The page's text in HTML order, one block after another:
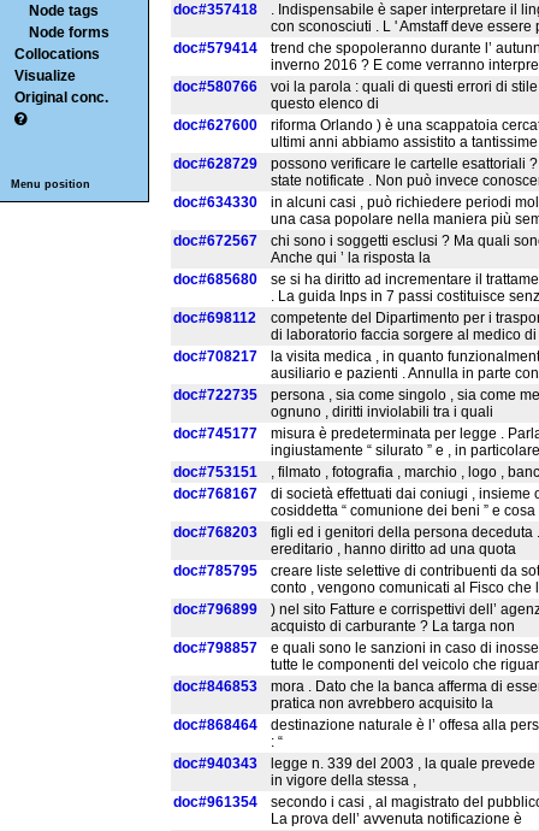
Node tags
Node forms
Collocations
Visualize
Original conc.
Menu position
doc#357418
. Indispensabile è saper interpretare il
con sconosciuti . L ' Amstaff deve essere
doc#579414
trend che spopoleranno durante l’
inverno 2016 ? E come verranno
doc#580766
voi la parola : quali di questi errori di
questo elenco di
doc#627600
riforma Orlando ) è una scappatoia
ultimi anni abbiamo assistito a
doc#628729
possono verificare le cartelle esattoriali
state notificate . Non può invece
doc#634330
in alcuni casi , può richiedere periodi
una casa popolare nella maniera più
doc#672567
chi sono i soggetti esclusi ? Ma quali
Anche qui ’ la risposta la
doc#685680
se si ha diritto ad incrementare il
. La guida Inps in 7 passi costituisce
doc#698112
competente del Dipartimento per i
di laboratorio faccia sorgere al medico di
doc#708217
la visita medica , in quanto
ausiliario e pazienti . Annulla in parte
doc#722735
persona , sia come singolo , sia come
ognuno , diritti inviolabili tra i quali
doc#745177
misura è predeterminata per legge .
ingiustamente “ silurato ” e , in
doc#753151
, filmato , fotografia , marchio , logo ,
doc#768167
di società effettuati dai coniugi , insieme
cosiddetta “ comunione dei beni ” e cosa
doc#768203
figli ed i genitori della persona deceduta
ereditario , hanno diritto ad una quota
doc#785795
creare liste selettive di contribuenti da
conto , vengono comunicati al Fisco che
doc#796899
) nel sito Fatture e corrispettivi dell’
acquisto di carburante ? La targa non
doc#798857
e quali sono le sanzioni in caso di
tutte le componenti del veicolo che
doc#846853
mora . Dato che la banca afferma di
pratica non avrebbero acquisito la
doc#868464
destinazione naturale è l’ offesa alla
: “
doc#940343
legge n. 339 del 2003 , la quale
in vigore della stessa ,
doc#961354
secondo i casi , al magistrato del
La prova dell’ avvenuta notificazione è